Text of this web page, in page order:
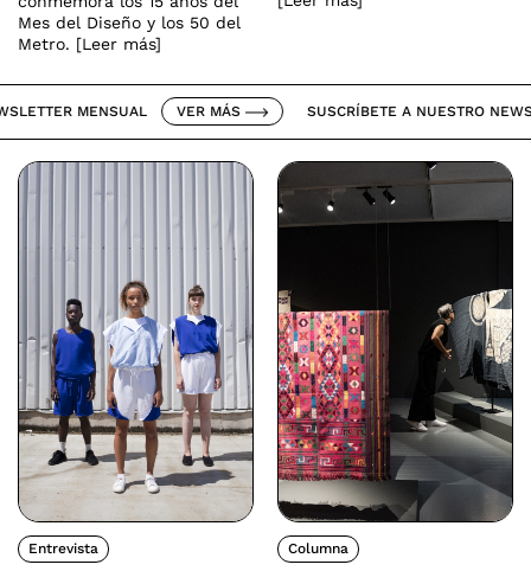
Mes del Diseño y los 50 del
Metro. [Leer más]
MENSUAL VER MÁS SUSCRÍBETE A NUESTRO
Entrevista Columna